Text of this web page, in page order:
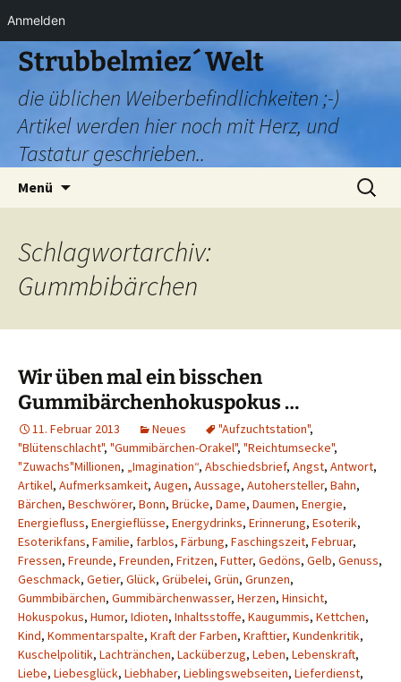
Anmelden
Zum
Inhalt
springen
Strubbelmiez´ Welt
die üblichen Weiberbefindlichkeiten ;-)
Artikel werden hier noch mit Herz, und
Tastatur geschrieben..
Menü
Suchen
nach:
Schlagwortarchiv:
Gummbibärchen
Wir üben mal ein bisschen
Gummibärchenhokuspokus …
11. Februar 2013 Neues "Aufzuchtstation",
"Blütenschlacht", "Gummibärchen-Orakel", "Reichtumsecke",
"Zuwachs"Millionen, „Imagination“, Abschiedsbrief, Angst, Antwort,
Artikel, Aufmerksamkeit, Augen, Aussage, Autohersteller, Bahn,
Bärchen, Beschwörer, Bonn, Brücke, Dame, Daumen, Energie,
Energiefluss, Energieflüsse, Energydrinks, Erinnerung, Esoterik,
Esoterikfans, Familie, farblos, Färbung, Faschingszeit, Februar,
Fressen, Freunde, Freunden, Fritzen, Futter, Gedöns, Gelb, Genuss,
Geschmack, Getier, Glück, Grübelei, Grün, Grunzen,
Gummbibärchen, Gummibärchenwasser, Herzen, Hinsicht,
Hokuspokus, Humor, Idioten, Inhaltsstoffe, Kaugummis, Kettchen,
Kind, Kommentarspalte, Kraft der Farben, Krafttier, Kundenkritik,
Kuschelpolitik, Lachtränchen, Lacküberzug, Leben, Lebenskraft,
Liebe, Liebesglück, Liebhaber, Lieblingswebseiten, Lieferdienst,